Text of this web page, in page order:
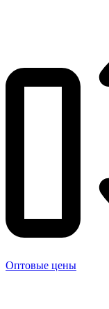
Оптовые цены